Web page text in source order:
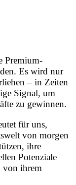
Premium-
Es wird nur
– in Zeiten
Signal, um
zu gewinnen.
für uns,
von morgen
ihre
Potenziale
von ihrem